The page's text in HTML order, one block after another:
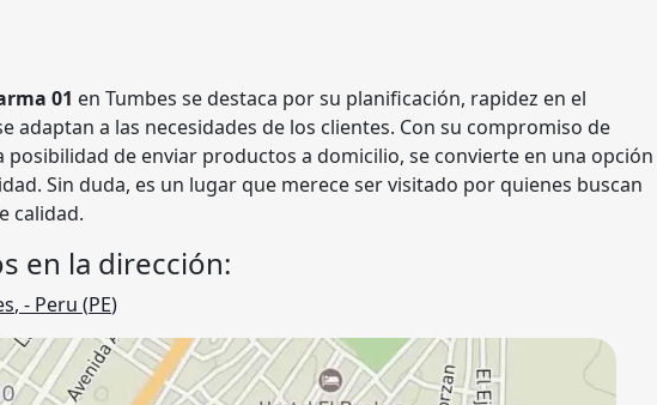
01 en Tumbes se destaca por su planificación, rapidez en el
adaptan a las necesidades de los clientes. Con su compromiso de
posibilidad de enviar productos a domicilio, se convierte en una opción
Sin duda, es un lugar que merece ser visitado por quienes buscan
calidad.
en la dirección:
, - Peru (PE)